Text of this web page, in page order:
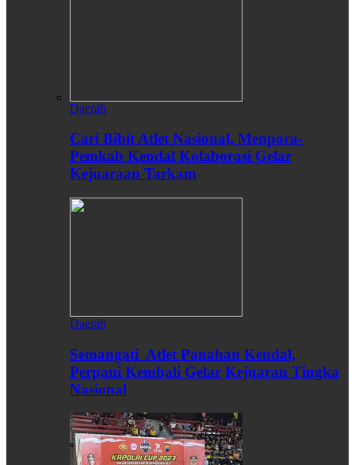
Daerah
Cari Bibit Atlet Nasional, Menpora-
Pemkab Kendal Kolaborasi Gelar
Kejuaraan Tarkam
Daerah
Semangati Atlet Panahan Kendal,
Perpani Kembali Gelar Kejuaran Tingka
Nasional